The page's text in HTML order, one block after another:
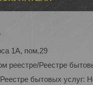
1А, пом.29
реестре/Реестре
бытовых услуг: